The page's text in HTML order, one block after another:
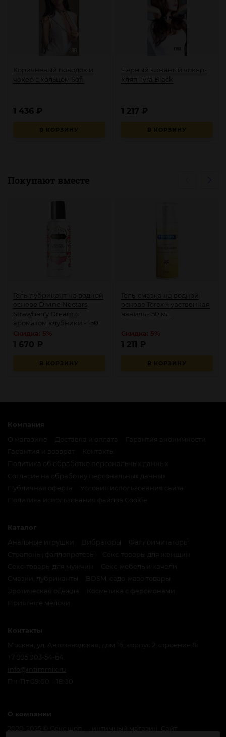
Коричневый поводок и
чокер с кольцом Sofi
В КОРЗИНУ
1 436 ₽
Чёрный кожаный чокер-
кляп Tyra Black
В КОРЗИНУ
1 217 ₽
Покупают вместе
Гель-лубрикант на водной
основе Divine Nectars
ароматом клубники - 150
В КОРЗИНУ
1 670 ₽
Гель-смазка на водной
основе Torex Чувственная
ваниль - 50 мл.
В КОРЗИНУ
1 211 ₽
Компания
О магазине
Доставка и оплата
Гарантия анонимности
Политика об обработке персональных данных
Согласие на обработку персональных данных
Публичная оферта
Условия использования сайта
Политика использования файлов Cookie
Каталог
Анальные игрушки
Вибраторы
Фаллоимитаторы
Страпоны, фаллопротезы
Секс-товары для женщин
Секс-товары для мужчин
Секс-мебель и качели
Смазки, лубриканты
BDSM, садо-мазо товары
Эротическая одежда
Косметика с феромонами
Приятные мелочи
Контакты
Москва, ул. Автозаводская, дом 16, корпус 2, строение 8
+7 995 903-54-64
info@intimmix.ru
Пн-Пт 09:00—18:00
О компании